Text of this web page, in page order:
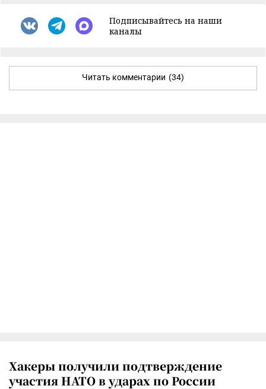
Подписывайтесь на наши
каналы
Читать комментарии (34)
Хакеры получили подтверждение
участия НАТО в ударах по России